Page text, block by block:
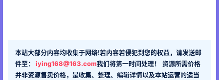
本站大部分内容均收集于网络!若内容若侵犯到您的权益，请发送邮
件至：
iying168@163.com我们将第一时间处理！
资源所需价格
并非资源售卖价格，是收集、整理、编辑详情以及本站运营的适当